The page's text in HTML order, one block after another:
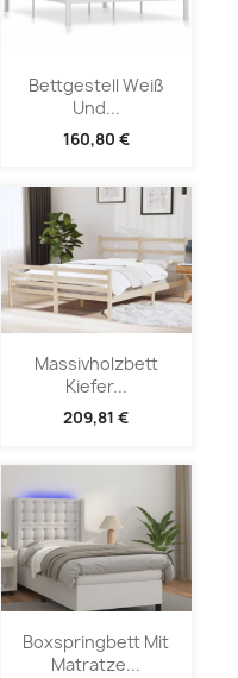
Bettgestell Weiß
Und...
160,80 €
Massivholzbett
Kiefer...
209,81 €
Boxspringbett Mit
Matratze...